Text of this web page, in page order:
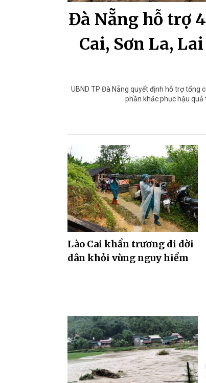
Đà Nẵng hỗ trợ
Cai, Sơn La,
UBND TP Đà Nẵng quyết định hỗ trợ tổng
phần khắc phục hậu
Lào Cai khẩn trương di dời
dân khỏi vùng nguy hiểm